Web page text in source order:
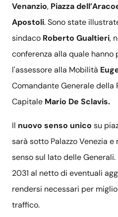
Venanzio, Piazza
Apostoli. Sono state
sindaco Roberto Gualtieri,
conferenza alla quale hanno
l'assessore alla Mobilità
Comandante Generale della
Capitale Mario De Sclavis.
Il nuovo senso unico su
sarà sotto Palazzo Venezia
senso sul lato delle
2031 al netto di eventuali
rendersi necessari per
traffico.